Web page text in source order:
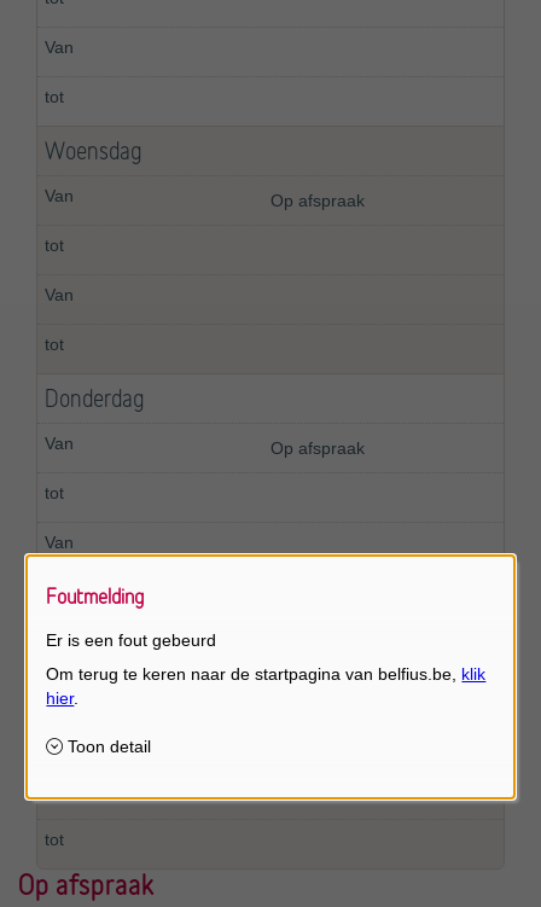
Woensdag
Op afspraak
Donderdag
Op afspraak
Vrijdag
Op afspraak
Foutmelding
Er is een fout gebeurd